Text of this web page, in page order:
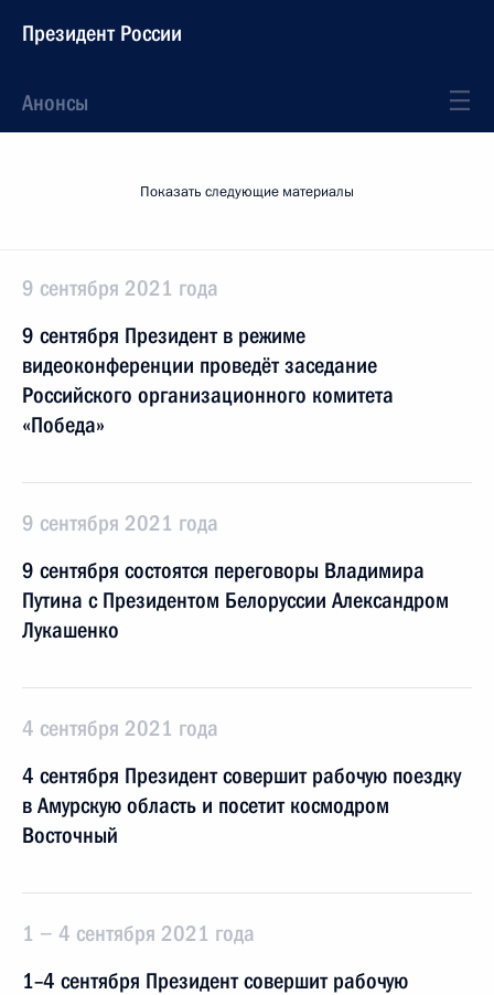
Президент России
Анонсы
Показать следующие материалы
9 сентября 2021 года
9 сентября Президент в режиме
видеоконференции проведёт заседание
Российского организационного комитета
«Победа»
9 сентября 2021 года
9 сентября состоятся переговоры Владимира
Путина с Президентом Белоруссии Александром
Лукашенко
4 сентября 2021 года
4 сентября Президент совершит рабочую поездку
в Амурскую область и посетит космодром
Восточный
1 − 4 сентября 2021 года
1–4 сентября Президент совершит рабочую